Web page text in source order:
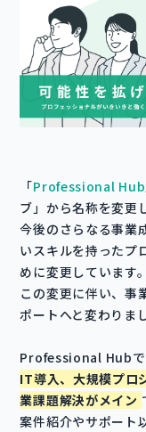
「Professional Hub
ブ」から名称を変更
今後のさらなる事業
いスキルを持ったプ
めに変更しています。
この変更に伴い、事
ポートへと変わりま
Professional Hub
IT導入、大規模プロ
業課題解決がメイン
案件紹介やサポート